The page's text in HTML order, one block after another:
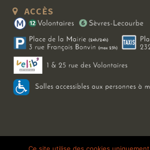
ACCÈS
Copyright 2026 Le Bal Blomet | Tous droits réservés |